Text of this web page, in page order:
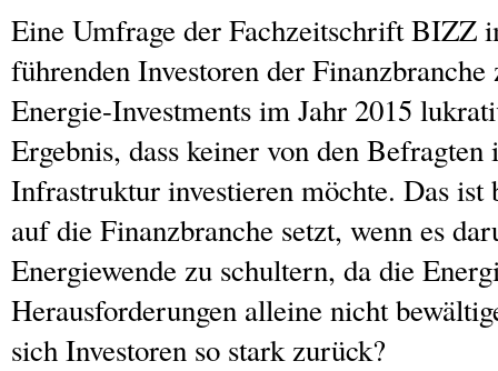
Eine Umfrage der Fachzeitschrift BIZZ
führenden Investoren der
Energie-Investments im Jahr 2015
Ergebnis, dass keiner von den
Infrastruktur investieren möchte. Das
auf die Finanzbranche setzt, wenn es
Energiewende zu schultern, da die
Herausforderungen alleine nicht
sich Investoren so stark zurück?